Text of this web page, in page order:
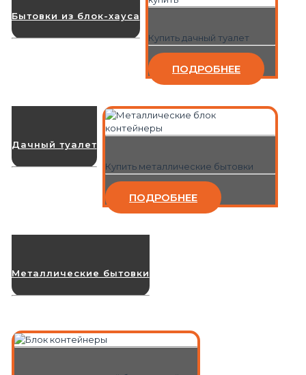
Бытовки из блок-хауса
Купить дачный туалет
ПОДРОБНЕЕ
Дачный туалет
Купить металлические бытовки
ПОДРОБНЕЕ
Металлические бытовки